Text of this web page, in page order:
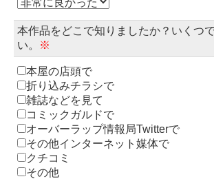
本作品をどこで知りましたか？いくつ
い。
※
本屋の店頭で
折り込みチラシで
雑誌などを見て
コミックガルドで
オーバーラップ情報局Twitterで
その他インターネット媒体で
クチコミ
その他